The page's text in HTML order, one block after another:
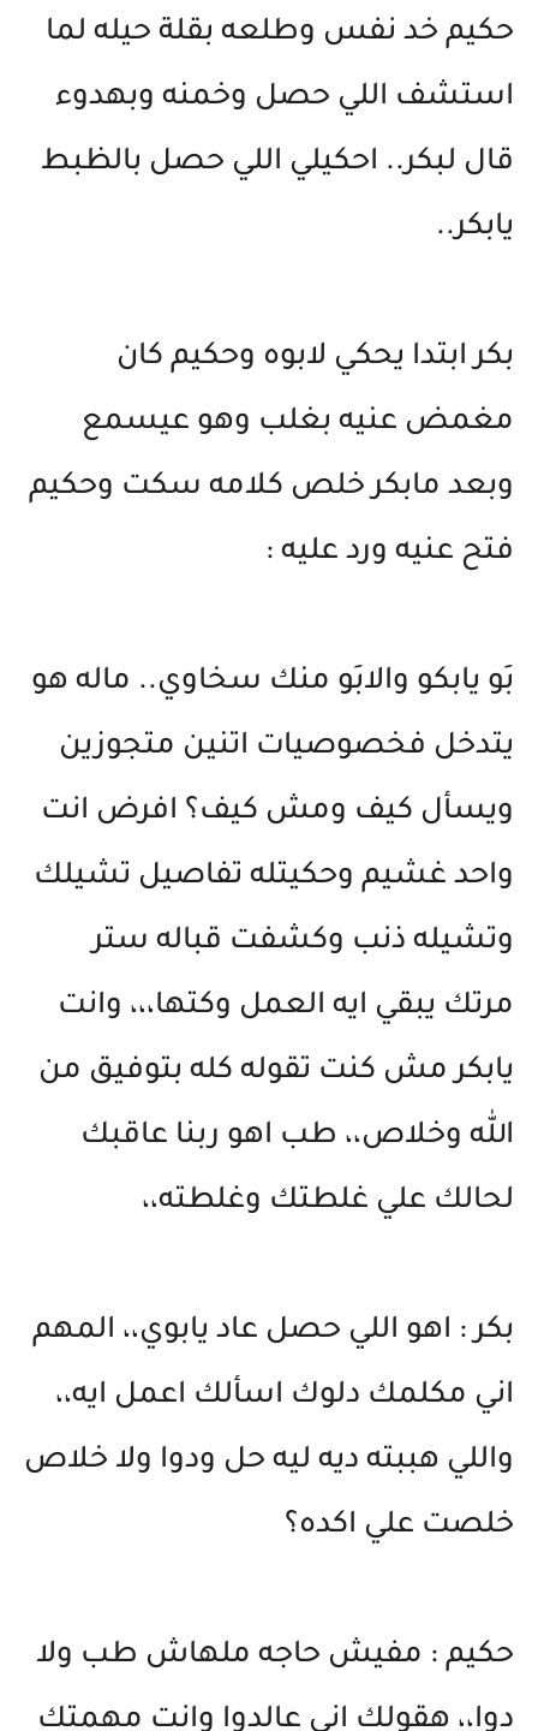
حكيم خد نفس وطلعه بقلة حيله لما
استشف اللي حصل وخمنه وبهدوء
قال لبكر.. احكيلي اللي حصل بالظبط
يابكر..
بكر ابتدا يحكي لابوه وحكيم كان
مغمض عنيه بغلب وهو عيسمع
وبعد مابكر خلص كلامه سكت وحكيم
فتح عنيه ورد عليه :
بَو يابكو والابَو منك سخاوي.. ماله هو
يتدخل فخصوصيات اتنين متجوزين
ويسأل كيف ومش كيف؟ افرض انت
واحد غشيم وحكيتله تفاصيل تشيلك
وتشيله ذنب وكشفت قباله ستر
مرتك يبقي ايه العمل وكتها،،، وانت
يابكر مش كنت تقوله كله بتوفيق من
الله وخلاص،، طب اهو ربنا عاقبك
لحالك علي غلطتك وغلطته،،
بكر : اهو اللي حصل عاد يابوي،، المهم
اني مكلمك دلوك اسألك اعمل ايه،،
واللي هببته ديه ليه حل ودوا ولا خلاص
خلصت علي اكده؟
حكيم : مفيش حاجه ملهاش طب ولا
دوا،، هقولك اني عالدوا وانت مهمتك